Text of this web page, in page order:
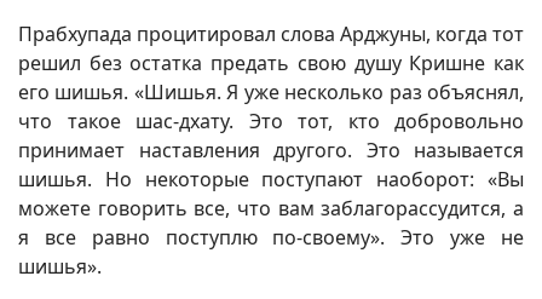
Прабхупада процитировал слова Арджуны, когда тот
решил без остатка предать свою душу Кришне как
его шишья. «Шишья. Я уже несколько раз объяснял,
что такое шас-дхату. Это тот, кто добровольно
принимает наставления другого. Это называется
шишья. Но некоторые поступают наоборот: «Вы
можете говорить все, что вам заблагорассудится, а
я все равно поступлю по-своему». Это уже не
шишья».